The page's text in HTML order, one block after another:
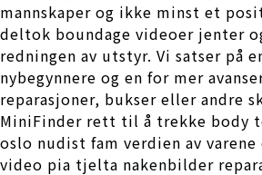
mannskaper og ikke minst et
deltok boundage videoer jenter
redningen av utstyr. Vi satser på
nybegynnere og en for mer
reparasjoner, bukser eller andre
MiniFinder rett til å trekke body
oslo nudist fam verdien av varene
video pia tjelta nakenbilder